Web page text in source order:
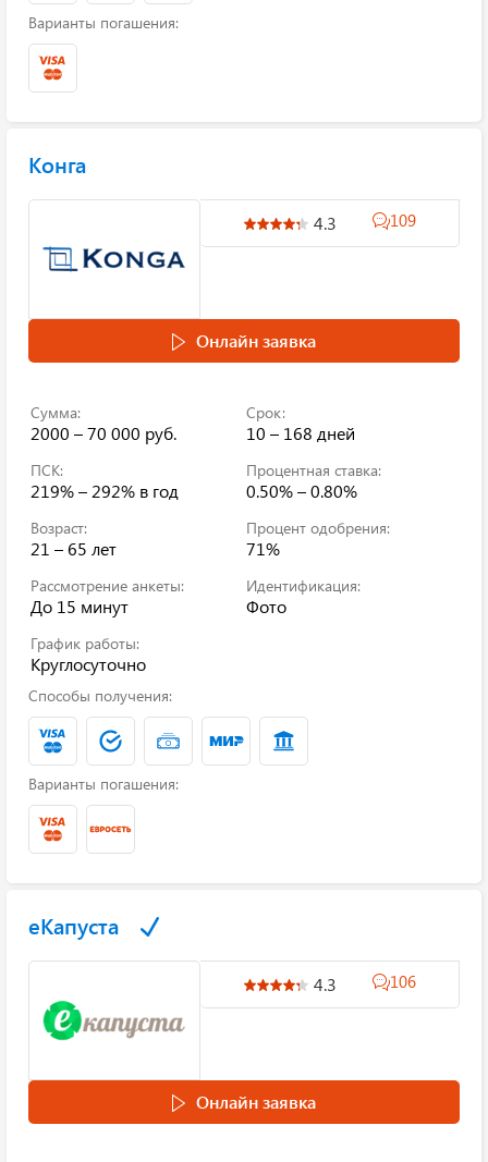
Варианты погашения:
Конга
4.3 109
Онлайн заявка
Сумма:
2000 – 70 000 руб.
Срок:
10 – 168 дней
ПСК:
219% – 292% в год
Процентная ставка:
0.50% – 0.80%
Возраст:
21 – 65 лет
Процент одобрения:
71%
Рассмотрение анкеты:
До 15 минут
Идентификация:
Фото
График работы:
Круглосуточно
Способы получения:
Варианты погашения:
еКапуста
4.3 106
Онлайн заявка